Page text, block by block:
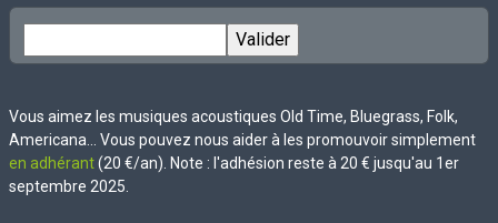
Vous aimez les musiques acoustiques Old Time, Bluegrass, Folk,
Americana... Vous pouvez nous aider à les promouvoir simplement
en adhérant(20 €/an). Note : l'adhésion reste à 20 € jusqu'au 1er
septembre 2025.